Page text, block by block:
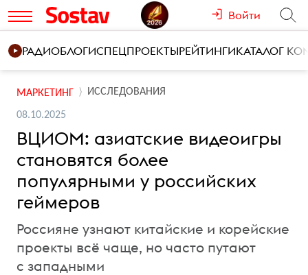
Войти
РАДИОБЛОГИСПЕЦПРОЕКТЫРЕЙТИНГИКАТАЛОГ
МАРКЕТИНГ ИССЛЕДОВАНИЯ
08.10.2025
ВЦИОМ: азиатские видеоигры
становятся более
популярными у российских
геймеров
Россияне узнают китайские и корейские
проекты всё чаще, но часто путают
с западными